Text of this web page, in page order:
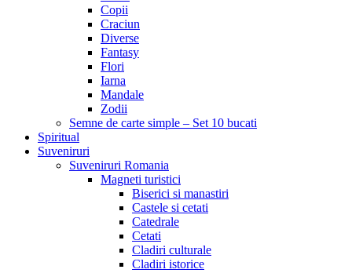
Copii
Craciun
Diverse
Fantasy
Flori
Iarna
Mandale
Zodii
Semne de carte simple – Set 10 bucati
Spiritual
Suveniruri
Suveniruri Romania
Magneti turistici
Biserici si manastiri
Castele si cetati
Catedrale
Cetati
Cladiri culturale
Cladiri istorice